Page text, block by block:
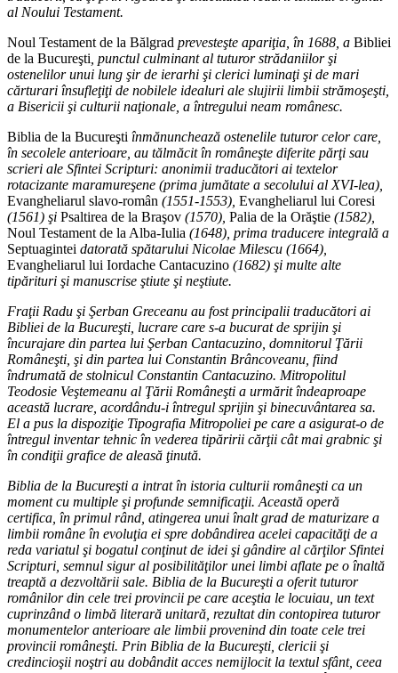
al Noului Testament.
Noul Testament de la Bălgrad prevesteşte apariţia, în 1688, a Bibliei
de la Bucureşti , punctul culminant al tuturor strădaniilor şi
ostenelilor unui lung şir de ierarhi şi clerici luminaţi şi de mari
cărturari însufleţiţi de nobilele idealuri ale slujirii limbii strămoşeşti,
a Bisericii şi culturii naţionale, a întregului neam românesc.
Biblia de la Bucureşti înmănunchează ostenelile tuturor celor care,
în secolele anterioare, au tălmăcit în româneşte diferite părţi sau
scrieri ale Sfintei Scripturi: anonimii traducători ai textelor
rotacizante maramureşene (prima jumătate a secolului al XVI-lea),
Evangheliarul slavo-român (1551-1553), Evangheliarul lui Coresi
(1561) şi Psaltirea de la Braşov (1570), Palia de la Orăştie (1582),
Noul Testament de la Alba-Iulia (1648), prima traducere integrală a
Septuagintei datorată spătarului Nicolae Milescu (1664),
Evangheliarul lui Iordache Cantacuzino (1682) şi multe alte
tipărituri şi manuscrise ştiute şi neştiute.
Fraţii Radu şi Şerban Greceanu au fost principalii traducători ai
Bibliei de la Bucureşti, lucrare care s-a bucurat de sprijin şi
încurajare din partea lui Şerban Cantacuzino, domnitorul Ţării
Româneşti, şi din partea lui Constantin Brâncoveanu, fiind
îndrumată de stolnicul Constantin Cantacuzino. Mitropolitul
Teodosie Veştemeanu al Ţării Româneşti a urmărit îndeaproape
această lucrare, acordându-i întregul sprijin şi binecuvântarea sa.
El a pus la dispoziţie Tipografia Mitropoliei pe care a asigurat-o de
întregul inventar tehnic în vederea tipăririi cărţii cât mai grabnic şi
în condiţii grafice de aleasă ţinută.
Biblia de la Bucureşti a intrat în istoria culturii româneşti ca un
moment cu multiple şi profunde semnificaţii. Această operă
certifica, în primul rând, atingerea unui înalt grad de maturizare a
limbii române în evoluţia ei spre dobândirea acelei capacităţi de a
reda variatul şi bogatul conţinut de idei şi gândire al cărţilor Sfintei
Scripturi, semnul sigur al posibilităţilor unei limbi aflate pe o înaltă
treaptă a dezvoltării sale. Biblia de la Bucureşti a oferit tuturor
românilor din cele trei provincii pe care aceştia le locuiau, un text
cuprinzând o limbă literară unitară, rezultat din contopirea tuturor
monumentelor anterioare ale limbii provenind din toate cele trei
provincii româneşti. Prin Biblia de la Bucureşti, clericii şi
credincioşii noştri au dobândit acces nemijlocit la textul sfânt, ceea